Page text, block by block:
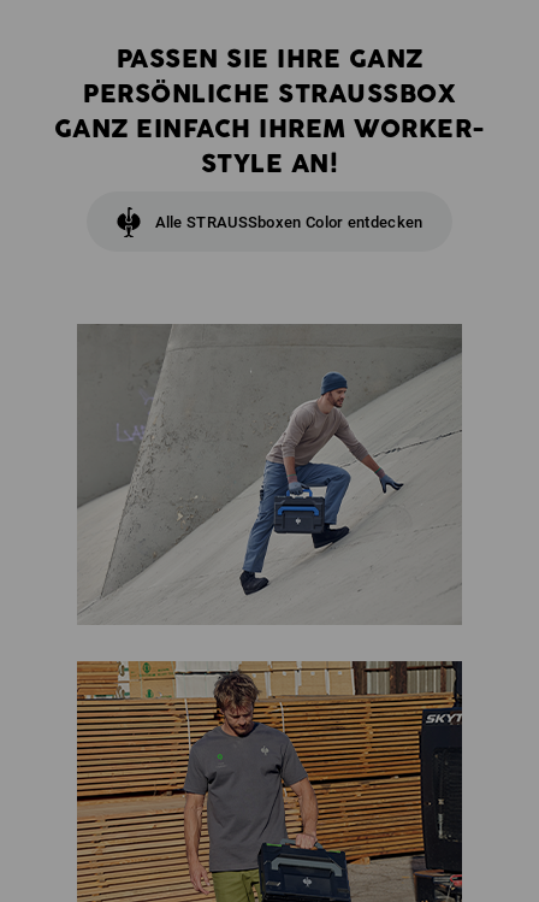
PASSEN SIE IHRE GANZ
PERSÖNLICHE STRAUSSBOX
GANZ EINFACH IHREM WORKER-
STYLE AN!
Alle STRAUSSboxen Color entdecken